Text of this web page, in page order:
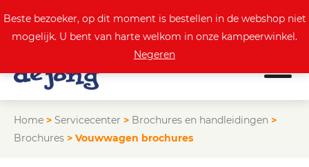
Actuele aanbod
Home > Servicecenter > Brochures en handleidingen >
Brochures > Vouwwagen brochures
Beste bezoeker, op dit moment is bestellen in de webshop niet
mogelijk. U bent van harte welkom in onze kampeerwinkel.
Negeren